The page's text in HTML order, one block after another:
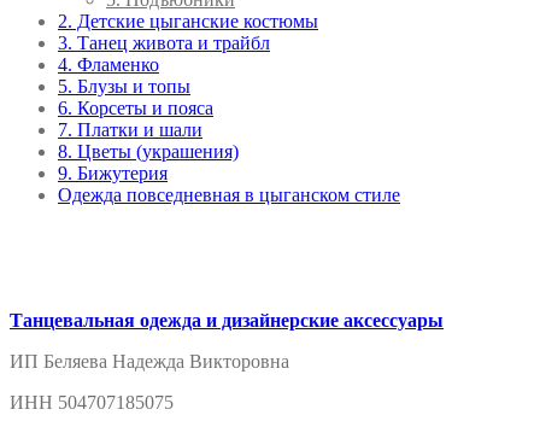
2. Детские цыганские костюмы
3. Танец живота и трайбл
4. Фламенко
5. Блузы и топы
6. Корсеты и пояса
7. Платки и шали
8. Цветы (украшения)
9. Бижутерия
Одежда повседневная в цыганском стиле
Танцевальная одежда и дизайнерские аксессуары
ИП Беляева Надежда Викторовна
ИНН 504707185075